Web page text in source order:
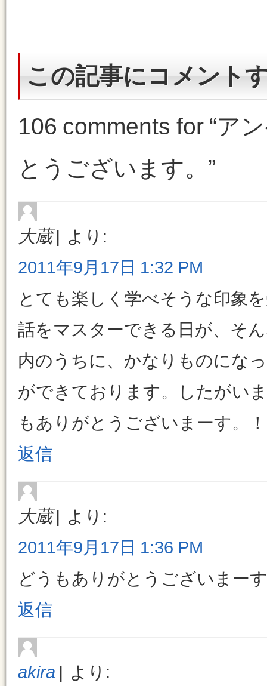
この記事にコメント
106 comments for “ア
とうございます。 ”
大蔵
より:
2011年9月17日 1:32 PM
とても楽しく学べそうな印象
話をマスターできる日が、そ
内のうちに、かなりものにな
ができております。したがい
もありがとうございまーす。
返信
大蔵
より:
2011年9月17日 1:36 PM
どうもありがとうございまー
返信
akira
より: